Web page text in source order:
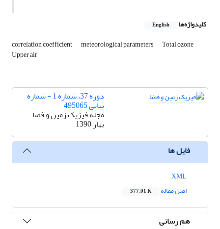
کلیدواژه‌ها English
correlation coefficient meteorological parameters Total ozone
Upper air
دوره 37، شماره 1 - شماره
پیاپی 495065
مجله فیزیک زمین و فضا
بهار 1390
فایل ها
اصل مقاله
377.01 K
هم رسانی